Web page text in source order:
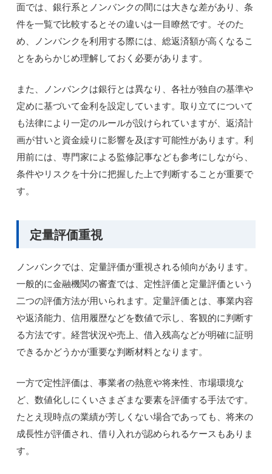
面では、銀行系とノンバンクの間には大きな差があり、条
件を一覧で比較するとその違いは一目瞭然です。そのた
め、ノンバンクを利用する際には、総返済額が高くなるこ
とをあらかじめ理解しておく必要があります。
また、ノンバンクは銀行とは異なり、各社が独自の基準や
定めに基づいて金利を設定しています。取り立てについて
も法律により一定のルールが設けられていますが、返済計
画が甘いと資金繰りに影響を及ぼす可能性があります。利
用前には、専門家による監修記事なども参考にしながら、
条件やリスクを十分に把握した上で判断することが重要で
す。
定量評価重視
ノンバンクでは、定量評価が重視される傾向があります。
一般的に金融機関の審査では、定性評価と定量評価という
二つの評価方法が用いられます。定量評価とは、事業内容
や返済能力、信用履歴などを数値で示し、客観的に判断す
る方法です。経営状況や売上、借入残高などが明確に証明
できるかどうかが重要な判断材料となります。
一方で定性評価は、事業者の熱意や将来性、市場環境な
ど、数値化しにくいさまざまな要素を評価する手法です。
たとえ現時点の業績が芳しくない場合であっても、将来の
成長性が評価され、借り入れが認められるケースもありま
す。